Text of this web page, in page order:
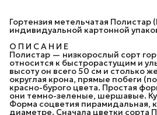
Гортензия метельчатая Полистар
индивидуальной картонной
О П И С А Н И Е
Полистар — низкорослый сорт
относится к быстрорастущим и
высоту он всего 50 см и столько
округлая крона, прямые побеги
красно-бурого цвета. Простая
они темно-зеленые, шершавые.
Форма соцветия пирамидальная,
диаметре. Сначала цветки сорта